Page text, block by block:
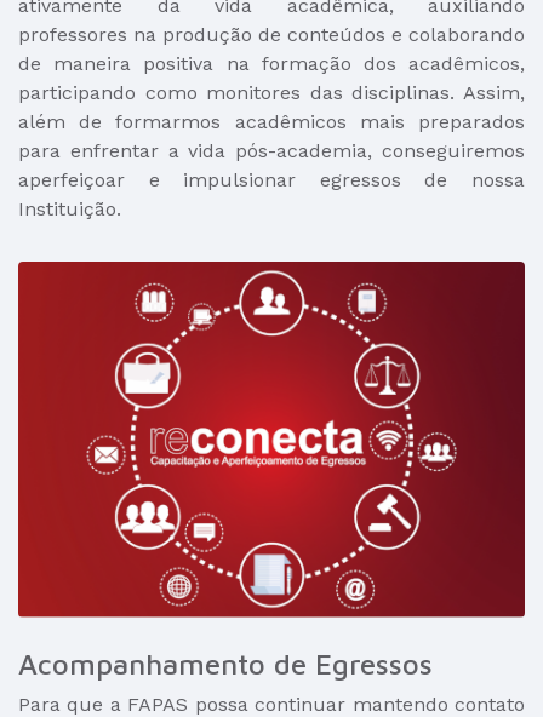
ativamente da vida acadêmica, auxiliando
professores na produção de conteúdos e colaborando
de maneira positiva na formação dos acadêmicos,
participando como monitores das disciplinas. Assim,
além de formarmos acadêmicos mais preparados
para enfrentar a vida pós-academia, conseguiremos
aperfeiçoar e impulsionar egressos de nossa
Instituição.
Acompanhamento de Egressos
Para que a FAPAS possa continuar mantendo contato